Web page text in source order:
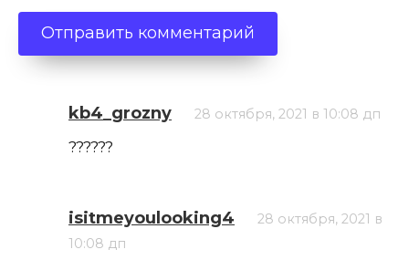
kb4_grozny 28 октября, 2021 в 10:08 дп
??????
isitmeyoulooking4
28 октября, 2021 в
10:08 дп